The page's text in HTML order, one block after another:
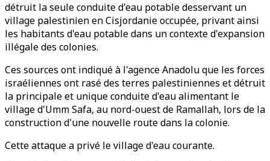
détruit la seule conduite d'eau potable desservant un
village palestinien en Cisjordanie occupée, privant ainsi
les habitants d'eau potable dans un contexte d'expansion
illégale des colonies.
Ces sources ont indiqué à l'agence Anadolu que les forces
israéliennes ont rasé des terres palestiniennes et détruit
la principale et unique conduite d'eau alimentant le
village d'Umm Safa, au nord-ouest de Ramallah, lors de la
construction d'une nouvelle route dans la colonie.
Cette attaque a privé le village d'eau courante.